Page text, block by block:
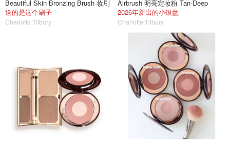
Beautiful Skin Bronzing Brush 妆刷
送的是这个刷子
Charlotte Tilbury
Airbrush 明亮定妆粉 Tan-Deep
2026年新出的小银盘
Charlotte Tilbury